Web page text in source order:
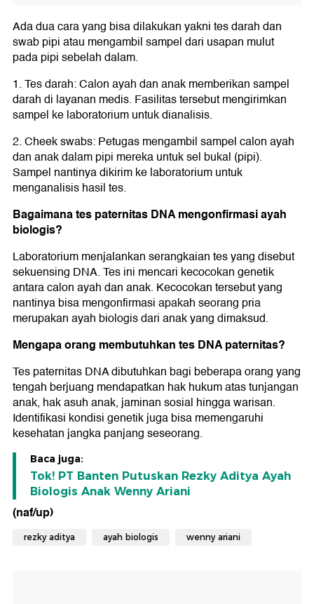
Ada dua cara yang bisa dilakukan yakni tes darah dan
swab pipi atau mengambil sampel dari usapan mulut
pada pipi sebelah dalam.
1. Tes darah: Calon ayah dan anak memberikan sampel
darah di layanan medis. Fasilitas tersebut mengirimkan
sampel ke laboratorium untuk dianalisis.
2. Cheek swabs: Petugas mengambil sampel calon ayah
dan anak dalam pipi mereka untuk sel bukal (pipi).
Sampel nantinya dikirim ke laboratorium untuk
menganalisis hasil tes.
Bagaimana tes paternitas DNA mengonfirmasi ayah
biologis?
Laboratorium menjalankan serangkaian tes yang disebut
sekuensing DNA. Tes ini mencari kecocokan genetik
antara calon ayah dan anak. Kecocokan tersebut yang
nantinya bisa mengonfirmasi apakah seorang pria
merupakan ayah biologis dari anak yang dimaksud.
Mengapa orang membutuhkan tes DNA paternitas?
Tes paternitas DNA dibutuhkan bagi beberapa orang yang
tengah berjuang mendapatkan hak hukum atas tunjangan
anak, hak asuh anak, jaminan sosial hingga warisan.
Identifikasi kondisi genetik juga bisa memengaruhi
kesehatan jangka panjang seseorang.
Baca juga:
Tok! PT Banten Putuskan Rezky Aditya Ayah
Biologis Anak Wenny Ariani
(naf/up)
rezky aditya ayah biologis wenny ariani